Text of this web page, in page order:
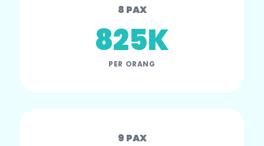
8 PAX
825K
PER ORANG
9 PAX